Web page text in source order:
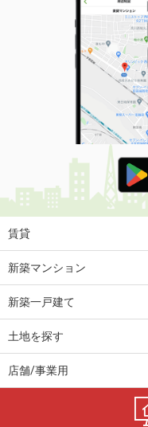
賃貸
新築マンション
新築一戸建て
土地を探す
店舗/事業用